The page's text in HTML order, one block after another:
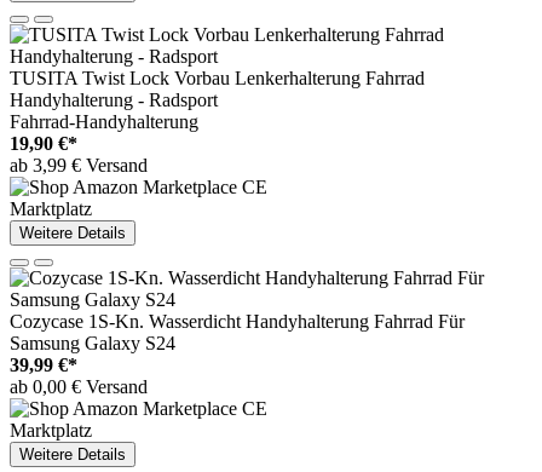
TUSITA Twist Lock Vorbau Lenkerhalterung Fahrrad
Handyhalterung - Radsport
Fahrrad-Handyhalterung
19,90 €*
ab 3,99 € Versand
Marktplatz
Weitere Details
Cozycase 1S-Kn. Wasserdicht Handyhalterung Fahrrad Für
Samsung Galaxy S24
39,99 €*
ab 0,00 € Versand
Marktplatz
Weitere Details